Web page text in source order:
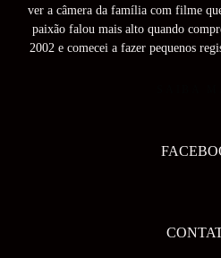
ver a câmera da família com filme
paixão falou mais alto quando
2002 e comecei a fazer pequenos